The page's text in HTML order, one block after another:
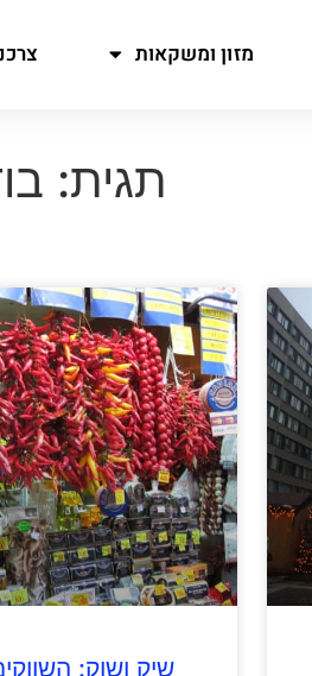
מזון ומשקאות
תגית:
שיק ושוק: